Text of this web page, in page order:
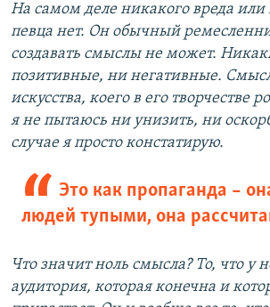
На самом деле никакого вреда или
певца нет. Он обычный
создавать смыслы не может.
позитивные, ни негативные.
искусства, коего в его творчестве
я не пытаюсь ни унизить, ни
случае я просто констатирую.
Это как пропаганда –
людей тупыми, она
Что значит ноль смысла? То, что у
аудитория, которая конечна и